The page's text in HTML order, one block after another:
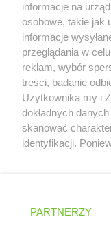
Honda
silnikiem
Polityka
powiązana w
Serwis
cookies. Są
końcowych
Dowiedz
informacje na
osobowe, takie jak
informacje
przeglądania w
reklam, wybór
treści, badanie
Użytkownika my i
dokładnych
skanować
identyfikacji.
prywatności
. Niektóre
PARTNERZY